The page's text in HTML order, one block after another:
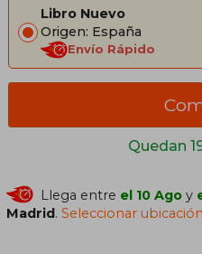
Libro Nuevo
Origen: España
Envío Rápido
Quedan
Llega entre el 10 Ago y
Madrid.Seleccionar ubicación